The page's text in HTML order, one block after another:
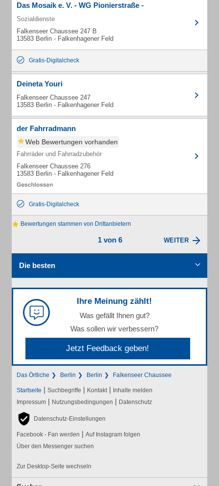
Das Mosaik e. V. - WG Pionierstraße -
Sozialdienste
Falkenseer Chaussee 247 B
13583 Berlin - Falkenhagener Feld
Gratis-Digitalcheck
Deineta Youri
Falkenseer Chaussee 247
13583 Berlin - Falkenhagener Feld
der Fahrradmann
Web Bewertungen vorhanden
Fahrräder und Fahrradzubehör
Falkenseer Chaussee 276
13583 Berlin - Falkenhagener Feld
Gratis-Digitalcheck
Bewertungen stammen von Drittanbietern
1 von 6 WEITER
Die besten
Ihre Meinung zählt!
Was gefällt Ihnen gut?
Was sollen wir verbessern?
Jetzt Feedback geben!
Das Örtliche Berlin Berlin Falkenseer Chaussee
Startseite | Suchbegriffe | Kontakt | Inhalte melden
Impressum | Nutzungsbedingungen | Datenschutz
Datenschutz-Einstellungen
Facebook - Fan werden | Auf Instagram folgen
Über den Messenger suchen
Zur Desktop-Seite wechseln